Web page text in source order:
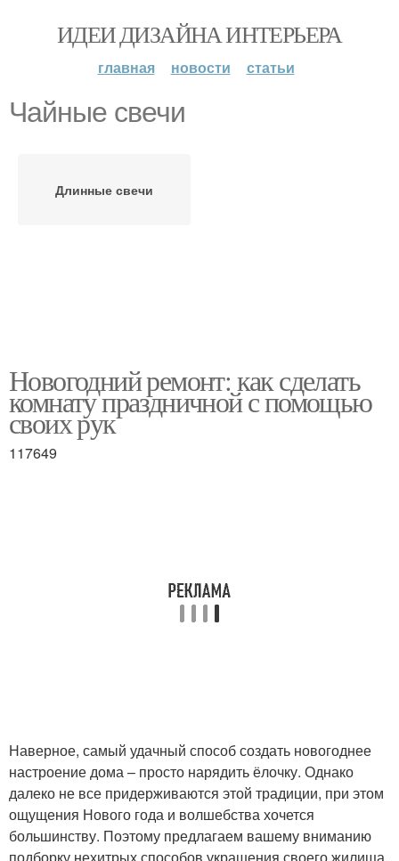
ИДЕИ ДИЗАЙНА ИНТЕРЬЕРА
главная новости статьи
Чайные свечи
Длинные свечи
Новогодний ремонт: как сделать
комнату праздничной с помощью
своих рук
117649
Наверное, самый удачный способ создать новогоднее
настроение дома – просто нарядить ёлочку. Однако
далеко не все придерживаются этой традиции, при этом
ощущения Нового года и волшебства хочется
большинству. Поэтому предлагаем вашему вниманию